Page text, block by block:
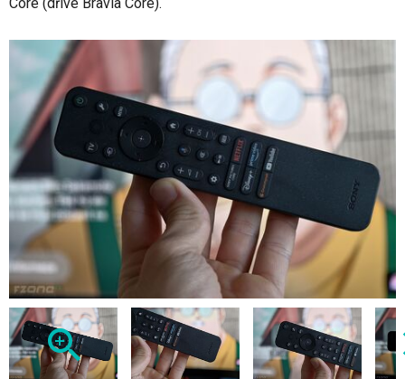
Core (dříve Bravia Core).